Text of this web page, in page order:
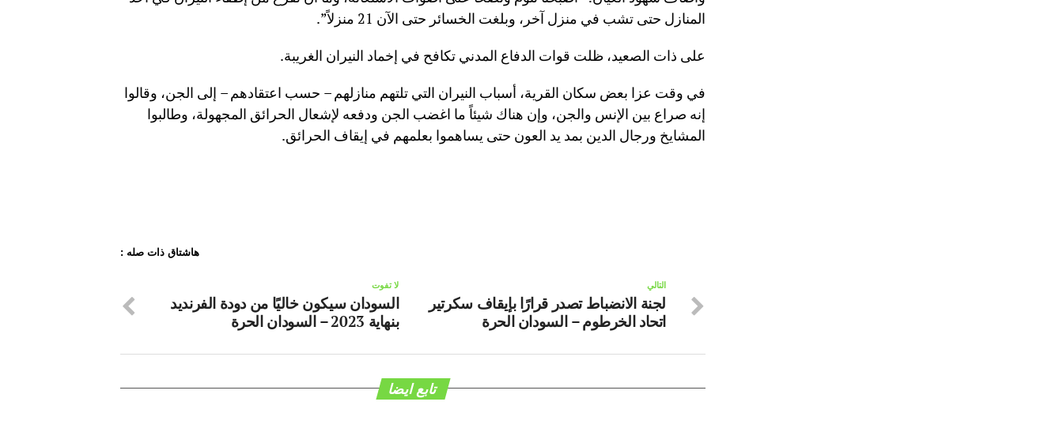
المنازل حتى تشب في منزل آخر، وبلغت الخسائر حتى الآن 21 منزلاً”.
على ذات الصعيد، ظلت قوات الدفاع المدني تكافح في إخماد النيران الغريبة.
في وقت عزا بعض سكان القرية، أسباب النيران التي تلتهم منازلهم – حسب اعتقادهم – إلى الجن، وقالوا
إنه صراع بين الإنس والجن، وإن هناك شيئاً ما اغضب الجن ودفعه لإشعال الحرائق المجهولة، وطالبوا
المشايخ ورجال الدين بمد يد العون حتى يساهموا بعلمهم في إيقاف الحرائق.
هاشتاق ذات صله :
التالي
لجنة الانضباط تصدر قرارًا بإيقاف سكرتير
اتحاد الخرطوم – السودان الحرة
لا تفوت
السودان سيكون خاليًا من دودة الفرنديد
بنهاية 2023 – السودان الحرة
تابع ايضا